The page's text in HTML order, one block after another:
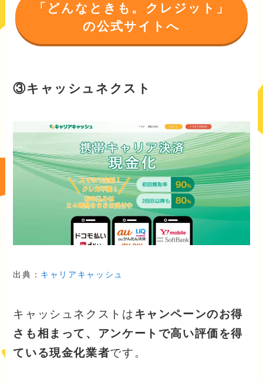
「どんなときも。クレジット」
の公式サイトへ
③キャッシュネクスト
出典： キャリアキャッシュ
キャッシュネクストはキャンペーンのお得
さも相まって、アンケートで高い評価を得
ている現金化業者です。